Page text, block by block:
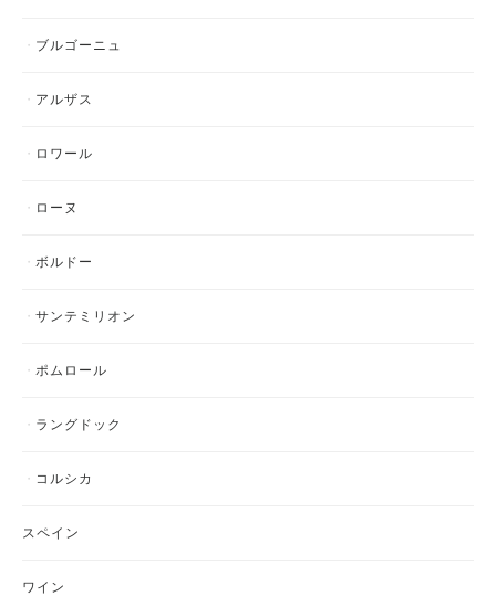
ブルゴーニュ
アルザス
ロワール
ローヌ
ボルドー
サンテミリオン
ポムロール
ラングドック
コルシカ
スペイン
ワイン